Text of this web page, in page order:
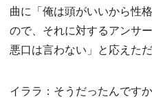
曲に「俺は頭がいいから性
ので、それに対するアンサ
悪口は言わない」と応えた
イララ：そうだったんです